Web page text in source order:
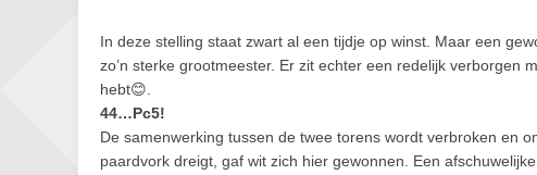
In deze stelling staat zwart al een tijdje op winst. Maar een
zo’n sterke grootmeester. Er zit echter een redelijk verborgen
hebt😊.
44…Pc5!
De samenwerking tussen de twee torens wordt verbroken en
paardvork dreigt, gaf wit zich hier gewonnen. Een